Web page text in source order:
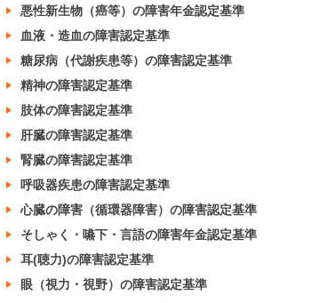
悪性新生物（癌等）の障害年金認定基準
血液・造血の障害認定基準
糖尿病（代謝疾患等）の障害認定基準
精神の障害認定基準
肢体の障害認定基準
肝臓の障害認定基準
腎臓の障害認定基準
呼吸器疾患の障害認定基準
心臓の障害（循環器障害）の障害認定基準
そしゃく・嚥下・言語の障害年金認定基準
耳(聴力)の障害認定基準
眼（視力・視野）の障害認定基準